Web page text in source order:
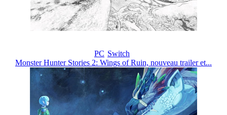
PC Switch
Monster Hunter Stories 2: Wings of Ruin, nouveau trailer et...